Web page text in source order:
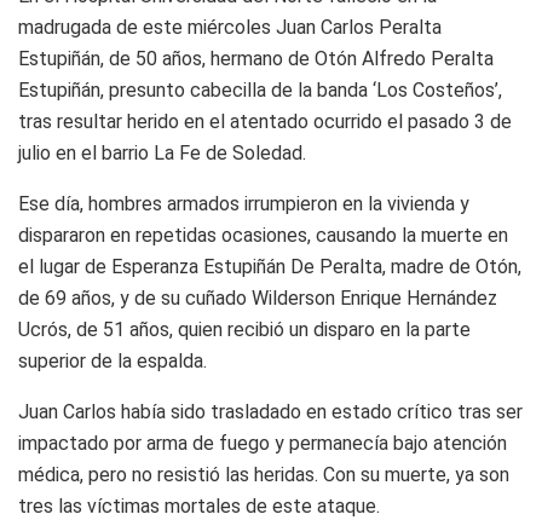
madrugada de este miércoles Juan Carlos Peralta
Estupiñán, de 50 años, hermano de Otón Alfredo Peralta
Estupiñán, presunto cabecilla de la banda ‘Los Costeños’,
tras resultar herido en el atentado ocurrido el pasado 3 de
julio en el barrio La Fe de Soledad.
Ese día, hombres armados irrumpieron en la vivienda y
dispararon en repetidas ocasiones, causando la muerte en
el lugar de Esperanza Estupiñán De Peralta, madre de Otón,
de 69 años, y de su cuñado Wilderson Enrique Hernández
Ucrós, de 51 años, quien recibió un disparo en la parte
superior de la espalda.
Juan Carlos había sido trasladado en estado crítico tras ser
impactado por arma de fuego y permanecía bajo atención
médica, pero no resistió las heridas. Con su muerte, ya son
tres las víctimas mortales de este ataque.